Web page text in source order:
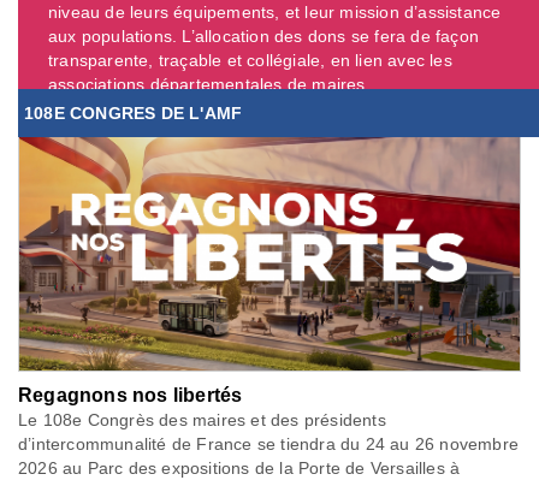
niveau de leurs équipements, et leur mission d’assistance
aux populations. L’allocation des dons se fera de façon
transparente, traçable et collégiale, en lien avec les
associations départementales de maires. ...
108E CONGRES DE L'AMF
Regagnons nos libertés
Le 108e Congrès des maires et des présidents
d’intercommunalité de France se tiendra du 24 au 26 novembre
2026 au Parc des expositions de la Porte de Versailles à